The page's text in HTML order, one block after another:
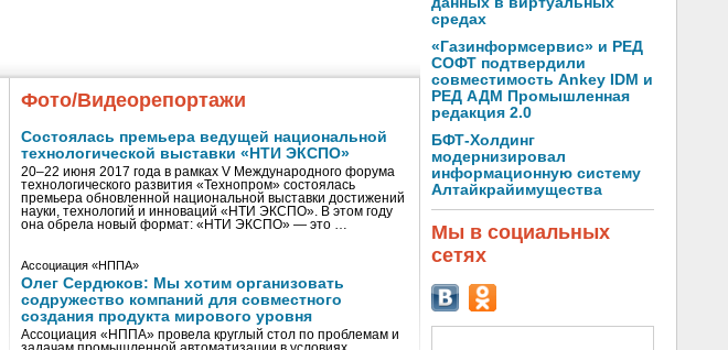
Фото/Видеорепортажи
Состоялась премьера ведущей национальной
технологической выставки «НТИ ЭКСПО»
20–22 июня 2017 года в рамках V Международного форума
технологического развития «Технопром» состоялась
премьера обновленной национальной выставки достижений
науки, технологий и инноваций «НТИ ЭКСПО». В этом году
она обрела новый формат: «НТИ ЭКСПО» — это …
Ассоциация «НППА»
Олег Сердюков: Мы хотим организовать
содружество компаний для совместного
создания продукта мирового уровня
Ассоциация «НППА» провела круглый стол по проблемам и
средах
«Газинформсервис» и РЕД
СОФТ подтвердили
совместимость Ankey IDM и
РЕД АДМ Промышленная
редакция 2.0
БФТ-Холдинг
модернизировал
информационную систему
Алтайкрайимущества
Мы в социальных
сетях